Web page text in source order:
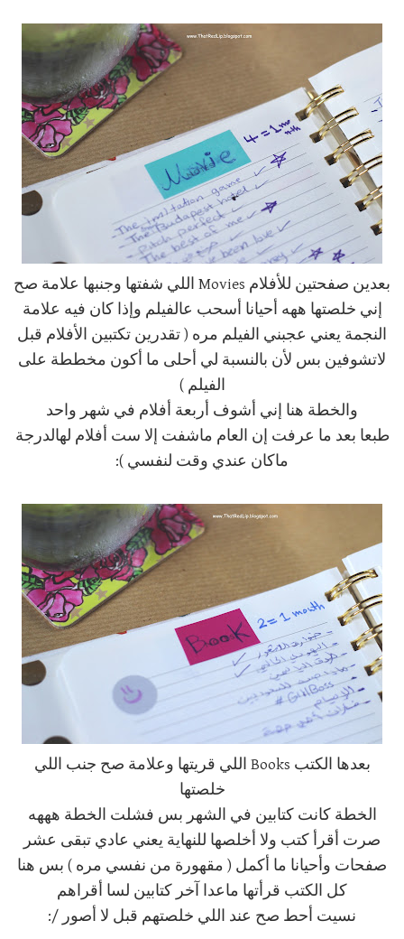
بعدين صفحتين للأفلام Movies اللي شفتها وجنبها علامة صح
إني خلصتها ههه أحيانا أسحب عالفيلم وإذا كان فيه علامة
النجمة يعني عجبني الفيلم مره ( تقدرين تكتبين الأفلام قبل
لاتشوفين بس لأن بالنسبة لي أحلى ما أكون مخططة على
الفيلم )
والخطة هنا إني أشوف أربعة أفلام في شهر واحد
طبعا بعد ما عرفت إن العام ماشفت إلا ست أفلام لهالدرجة
ماكان عندي وقت لنفسي ):
بعدها الكتب Books اللي قريتها وعلامة صح جنب اللي
خلصتها
الخطة كانت كتابين في الشهر بس فشلت الخطة هههه
صرت أقرأ كتب ولا أخلصها للنهاية يعني عادي تبقى عشر
صفحات وأحيانا ما أكمل ( مقهورة من نفسي مره ) بس هنا
كل الكتب قرأتها ماعدا آخر كتابين لسا أقراهم
نسيت أحط صح عند اللي خلصتهم قبل لا أصور /: